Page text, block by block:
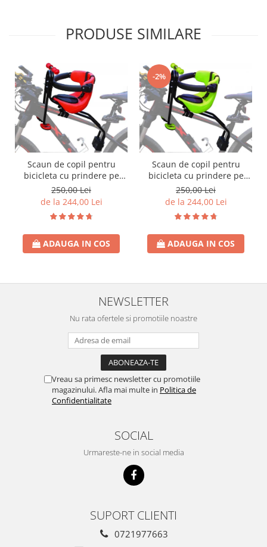
PRODUSE SIMILARE
Scaun de copil pentru
bicicleta cu prindere pe
bara orizontala din fata,
centuri de siguranta,
sarcina maxima 20 kg,
suport picioare
250,00 Lei
de la 244,00 Lei
ADAUGA IN COS
-2%
Scaun de copil pentru
bicicleta cu prindere pe
bara orizontala din fata,
centuri de siguranta,
sarcina maxima 20 kg,
suport picioare
250,00 Lei
de la 244,00 Lei
ADAUGA IN COS
NEWSLETTER
Nu rata ofertele si promotiile noastre
Vreau sa primesc newsletter cu promotiile
magazinului. Afla mai multe in Politica de
Confidentialitate
SOCIAL
Urmareste-ne in social media
SUPORT CLIENTI
0721977663